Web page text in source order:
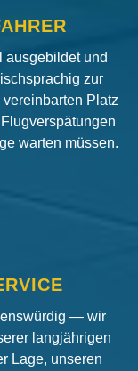
ausgebildet und
zur
Platz
warten müssen.
— wir
langjährigen
Lage, unseren